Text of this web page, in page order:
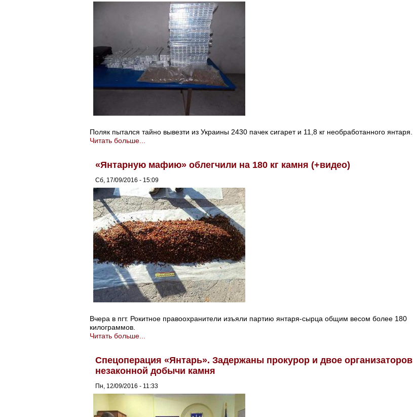
Поляк пытался тайно вывезти из Украины 2430 пачек сигарет и 11,8 кг необработанного янтаря.
Читать больше...
«Янтарную мафию» облегчили на 180 кг камня (+видео)
Сб, 17/09/2016 - 15:09
Вчера в пгт. Рокитное правоохранители изъяли партию янтаря-сырца общим весом более 180
килограммов.
Читать больше...
Спецоперация «Янтарь». Задержаны прокурор и двое организаторов
незаконной добычи камня
Пн, 12/09/2016 - 11:33